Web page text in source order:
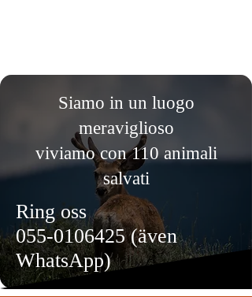
Siamo in un luogo
meraviglioso
viviamo con 110 animali
salvati
Ring oss
055-0106425(även
WhatsApp)